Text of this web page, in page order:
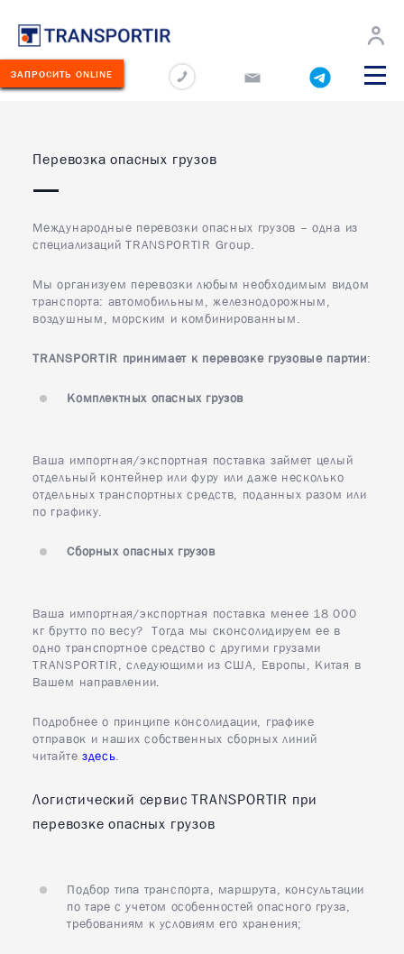
О
НовостиПеревозчикам
ЗАПРОСИТЬ ONLINE
ОПАСНЫЕ ГРУЗЫ
ГРУЗЫ С ТЕМПЕРАТУРНЫМ
ВЕТЕРИНАРНЫЕ ГРУЗЫ
НАЛИВНЫЕ И СЫПУЧИЕ ГРУЗЫ
НЕГАБАРИТНЫЕ ГРУЗЫ
Перевозка опасных грузов
Международные перевозки опасных грузов – одна из
специализаций TRANSPORTIR Group.
Мы организуем перевозки любым необходимым видом
транспорта: автомобильным, железнодорожным,
воздушным, морским и комбинированным.
TRANSPORTIR принимает к перевозке грузовые партии:
Комплектных опасных грузов
Ваша импортная/экспортная поставка займет целый
отдельный контейнер или фуру или даже несколько
отдельных транспортных средств, поданных разом или
по графику.
Сборных опасных грузов
Ваша импортная/экспортная поставка менее 18 000
кг брутто по весу? Тогда мы сконсолидируем ее в
одно транспортное средство с другими грузами
TRANSPORTIR, следующими из США, Европы, Китая в
Вашем направлении.
Подробнее о принципе консолидации, графике
отправок и наших собственных сборных линий
читайте здесь.
Логистический сервис TRANSPORTIR при
перевозке опасных грузов
Подбор типа транспорта, маршрута, консультации
по таре с учетом особенностей опасного груза,
требованиям к условиям его хранения;